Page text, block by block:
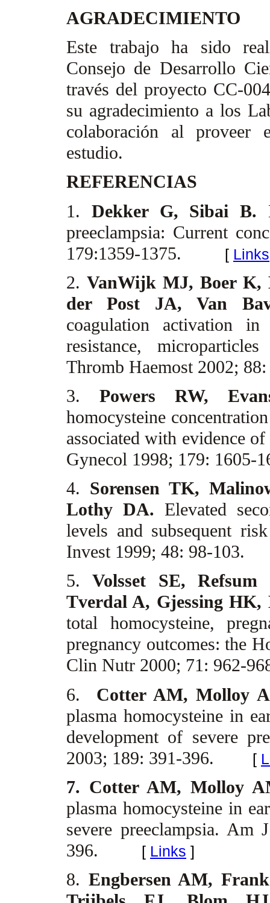
AGRADECIMIENTO
Este trabajo ha sido
Consejo de Desarrollo
través del proyecto CC-
su agradecimiento a los
colaboración al
estudio.
REFERENCIAS
1. Dekker G, Sibai B.
preeclampsia: Current
179:1359-1375.
[ Links
2. VanWijk MJ, Boer K,
der Post JA, Van
coagulation activation
resistance,
Thromb Haemost 2002;
3. Powers RW,
homocysteine
associated with evidence
Gynecol 1998; 179: 1605-
4. Sorensen TK,
Lothy DA. Elevated
levels and subsequent
Invest 1999; 48: 98-103.
5.Volsset SE,
Tverdal A, Gjessing
total homocysteine,
pregnancy outcomes: the
Clin Nutr 2000; 71: 962-
6.
Cotter AM, Molloy
plasma homocysteine in
development of severe
2003; 189: 391-396.
[
7. Cotter AM, Molloy
plasma homocysteine in
severe preeclampsia. Am
396.
[ Links ]
8. Engbersen AM,